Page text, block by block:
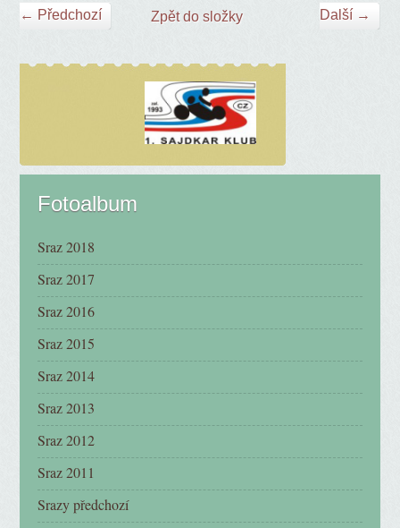
← Předchozí Další →
Zpět do složky
Fotoalbum
Sraz 2018
Sraz 2017
Sraz 2016
Sraz 2015
Sraz 2014
Sraz 2013
Sraz 2012
Sraz 2011
Srazy předchozí